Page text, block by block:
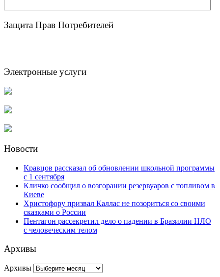
Защита Прав Потребителей
Электронные услуги
Новости
Кравцов рассказал об обновлении школьной программы
с 1 сентября
Кличко сообщил о возгорании резервуаров с топливом в
Киеве
Христофору призвал Каллас не позориться со своими
сказками о России
Пентагон рассекретил дело о падении в Бразилии НЛО
с человеческим телом
Архивы
Архивы